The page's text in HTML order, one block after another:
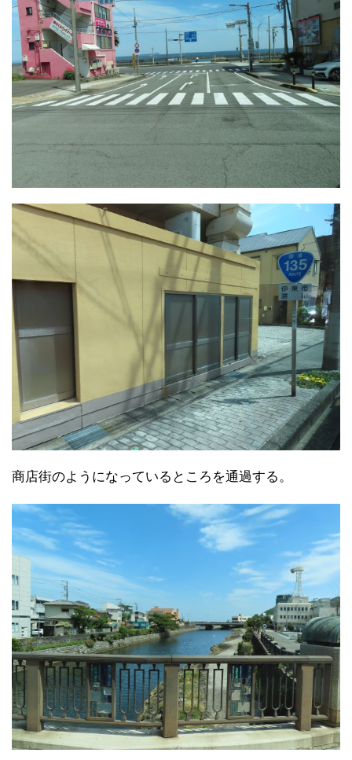
商店街のようになっているところを通過する。